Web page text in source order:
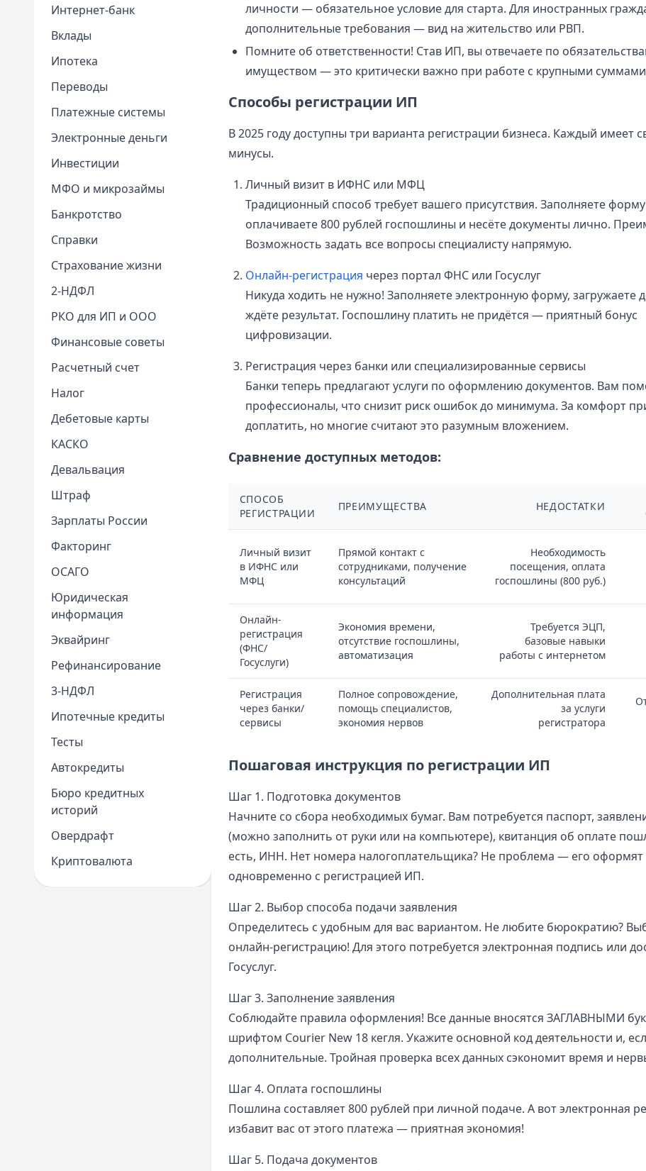
Интернет-банк
Вклады
Ипотека
Переводы
Платежные системы
Электронные деньги
Инвестиции
МФО и микрозаймы
Банкротство
Справки
Страхование жизни
2-НДФЛ
РКО для ИП и ООО
Финансовые советы
Расчетный счет
Налог
Дебетовые карты
КАСКО
Девальвация
Штраф
Зарплаты России
Факторинг
ОСАГО
Юридическая
информация
Эквайринг
Рефинансирование
3-НДФЛ
Ипотечные кредиты
Тесты
Автокредиты
Бюро кредитных
историй
Овердрафт
Криптовалюта
личности — обязательное условие для старта. Для иностранных
дополнительные требования — вид на жительство или РВП.
Помните об ответственности! Став ИП, вы отвечаете по
имуществом — это критически важно при работе с крупными
Способы регистрации ИП
В 2025 году доступны три варианта регистрации бизнеса. Каждый имеет
минусы.
Личный визит в ИФНС или МФЦ
Традиционный способ требует вашего присутствия. Заполняете
оплачиваете 800 рублей госпошлины и несёте документы лично.
Возможность задать все вопросы специалисту напрямую.
Онлайн-регистрация через портал ФНС или Госуслуг
Никуда ходить не нужно! Заполняете электронную форму, загружаете
ждёте результат. Госпошлину платить не придётся — приятный бонус
цифровизации.
Регистрация через банки или специализированные сервисы
Банки теперь предлагают услуги по оформлению документов. Вам
профессионалы, что снизит риск ошибок до минимума. За комфорт
доплатить, но многие считают это разумным вложением.
Сравнение доступных методов:
СПОСОБ
РЕГИСТРАЦИИ
ПРЕИМУЩЕСТВА НЕДОСТАТКИ
Личный визит
в ИФНС или
МФЦ
Прямой контакт с
сотрудниками, получение
консультаций
Необходимость
посещения, оплата
госпошлины (800 руб.)
Онлайн-
регистрация
(ФНС/
Госуслуги)
Экономия времени,
отсутствие госпошлины,
автоматизация
Требуется ЭЦП,
базовые навыки
работы с интернетом
Регистрация
через банки/
сервисы
Полное сопровождение,
помощь специалистов,
экономия нервов
Дополнительная плата
за услуги
регистратора
Пошаговая инструкция по регистрации ИП
Шаг 1. Подготовка документов
Начните со сбора необходимых бумаг. Вам потребуется паспорт,
(можно заполнить от руки или на компьютере), квитанция об оплате
есть, ИНН. Нет номера налогоплательщика? Не проблема — его оформят
одновременно с регистрацией ИП.
Шаг 2. Выбор способа подачи заявления
Определитесь с удобным для вас вариантом. Не любите бюрократию?
онлайн-регистрацию! Для этого потребуется электронная подпись или
Госуслуг.
Шаг 3. Заполнение заявления
Соблюдайте правила оформления! Все данные вносятся ЗАГЛАВНЫМИ
шрифтом Courier New 18 кегля. Укажите основной код деятельности и,
дополнительные. Тройная проверка всех данных сэкономит время и
Шаг 4. Оплата госпошлины
Пошлина составляет 800 рублей при личной подаче. А вот электронная
избавит вас от этого платежа — приятная экономия!
Шаг 5. Подача документов